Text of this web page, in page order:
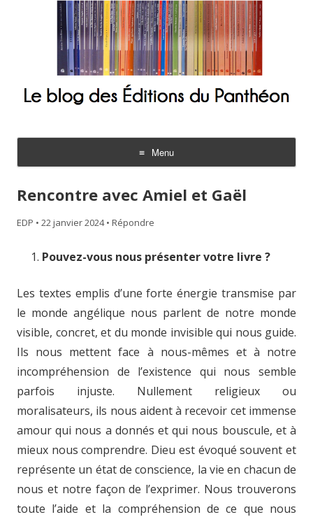
Menu
Aller
contenu
Rencontre avec Amiel et Gaël
EDP • 22 janvier 2024 • Répondre
Pouvez-vous nous présenter votre livre ?
Les textes emplis d’une forte énergie transmise par
le monde angélique nous parlent de notre monde
visible, concret, et du monde invisible qui nous guide.
Ils nous mettent face à nous-mêmes et à notre
incompréhension de l’existence qui nous semble
parfois injuste. Nullement religieux ou
moralisateurs, ils nous aident à recevoir cet immense
amour qui nous a donnés et qui nous bouscule, et à
mieux nous comprendre. Dieu est évoqué souvent et
représente un état de conscience, la vie en chacun de
nous et notre façon de l’exprimer. Nous trouverons
toute l’aide et la compréhension de ce que nous